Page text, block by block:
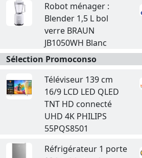
Robot ménager :
Blender 1,5 L bol
verre BRAUN
JB1050WH Blanc
Sélection Promoconso
Téléviseur 139 cm
16/9 LCD LED QLED
TNT HD connecté
UHD 4K PHILIPS
55PQS8501
Réfrigérateur 1 porte